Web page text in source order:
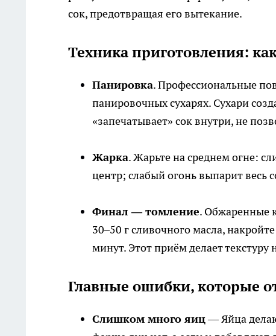
сок, предотвращая его вытекание.
Техника приготовления:
Панировка. Профессиональные
панировочных сухарях. Сухари
«запечатывает» сок внутри, не
Жарка. Жарьте на среднем огне:
центр; слабый огонь выпарит весь
Финал — томление. Обжаренные
30–50 г сливочного масла,
минут. Этот приём делает
Главные ошибки, которые
Слишком много яиц— Яйца